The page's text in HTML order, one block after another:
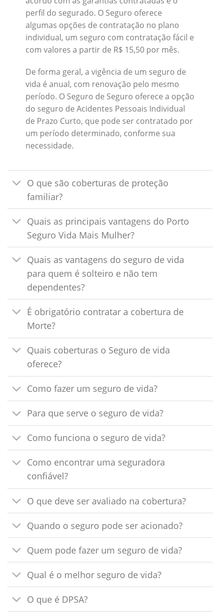
perfil do segurado. O Seguro oferece
algumas opções de contratação no plano
individual, um seguro com contratação fácil e
com valores a partir de R$ 15,50 por mês.
De forma geral, a vigência de um seguro de
vida é anual, com renovação pelo mesmo
período. O Seguro de Seguro oferece a opção
do seguro de Acidentes Pessoais Individual
de Prazo Curto, que pode ser contratado por
um período determinado, conforme sua
necessidade.
O que são coberturas de proteção
familiar?
Quais as principais vantagens do Porto
Seguro Vida Mais Mulher?
Quais as vantagens do seguro de vida
para quem é solteiro e não tem
dependentes?
É obrigatório contratar a cobertura de
Morte?
Quais coberturas o Seguro de vida
oferece?
Como fazer um seguro de vida?
Para que serve o seguro de vida?
Como funciona o seguro de vida?
Como encontrar uma seguradora
confiável?
O que deve ser avaliado na cobertura?
Quando o seguro pode ser acionado?
Quem pode fazer um seguro de vida?
Qual é o melhor seguro de vida?
O que é DPSA?